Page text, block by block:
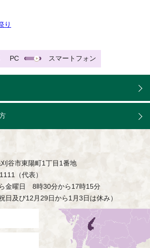
り
PC スマートフォン
谷市東陽町1丁目1番地
（代表）
金曜日 8時30分から17時15分
日及び12月29日から1月3日は休み）